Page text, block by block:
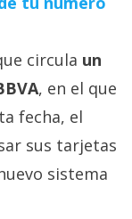
circula un
, en el que
fecha, el
sus tarjetas
sistema